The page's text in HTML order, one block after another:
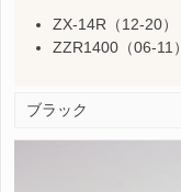
ZX-14R（12-20）
ZZR1400（06-11）
ブラック